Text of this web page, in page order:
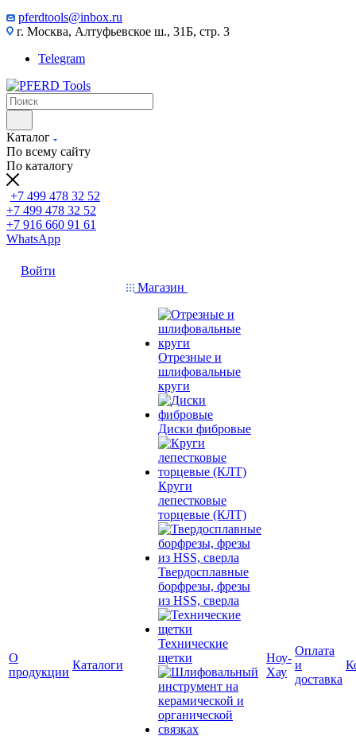
pferdtools@inbox.ru
г. Москва, Алтуфьевское ш., 31Б, стр. 3
Telegram
Каталог
По всему сайту
По каталогу
+7 499 478 32 52
+7 499 478 32 52
+7 916 660 91 61
WhatsApp
Войти
О
продукции
Каталоги
Магазин
Отрезные и
шлифовальные
круги
Диски фибровые
Круги
лепестковые
торцевые (КЛТ)
Твердосплавные
борфрезы, фрезы
из HSS, сверла
Технические
щетки
Ноу-
Хау
Оплата
и
доставка